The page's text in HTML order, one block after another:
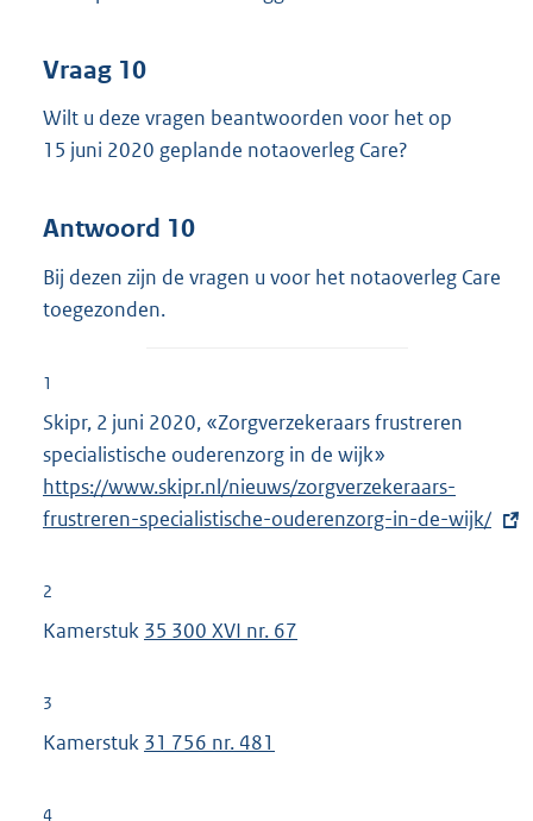
Vraag 10
Wilt u deze vragen beantwoorden voor het op
15 juni 2020 geplande notaoverleg Care?
Antwoord 10
Bij dezen zijn de vragen u voor het notaoverleg Care
toegezonden.
1
Skipr, 2 juni 2020, «Zorgverzekeraars frustreren
specialistische ouderenzorg in de wijk»
x
t
https://www.skipr.nl/nieuws/zorgverzekeraars-
frustreren-specialistische-ouderenzorg-in-de-wijk/
2
Kamerstuk 35 300 XVI nr. 67
3
Kamerstuk 31 756 nr. 481
4